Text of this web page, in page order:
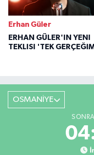
Erhan Güler
ERHAN GÜLER'IN YENI
TEKLISI 'TEK
OSMANİYE